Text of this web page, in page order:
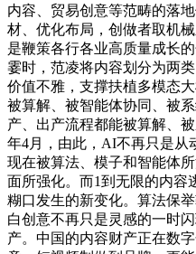
内容、贸易创意等范畴的落
材、优化布局，创做者取机
是鞭策各行各业高质量成长
霎时，范凌将内容划分为两
价值不雅，支撑扶植多模态
被算解、被智能体协同、被
产、出产流程都能被算解、
年4月，由此，AI不再只是从
现在被算法、模子和智能体
面所强化。而1到无限的内容
糊口发生的新变化。算法保
白创意不再只是灵感的一时
产。中国的内容财产正在数